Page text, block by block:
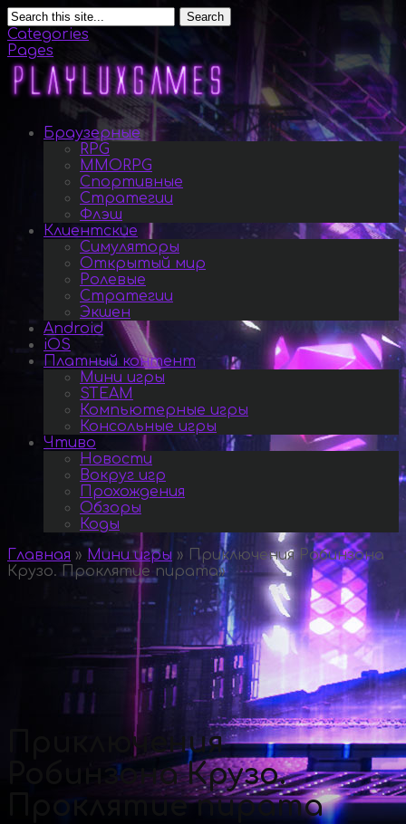
Search
Categories
Pages
Браузерные
RPG
MMORPG
Спортивные
Стратегии
Флэш
Клиентские
Симуляторы
Открытый мир
Ролевые
Стратегии
Экшен
Android
iOS
Платный контент
Мини игры
STEAM
Компьютерные игры
Консольные игры
Чтиво
Новости
Вокруг игр
Прохождения
Обзоры
Коды
Главная » Мини игры » Приключения Робинзона
Крузо. Проклятие пирата»
Приключения
Робинзона Крузо.
Проклятие пирата